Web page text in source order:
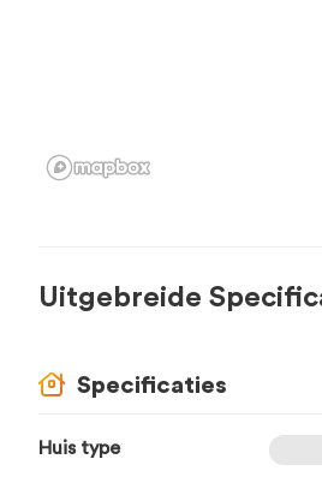
Uitgebreide
Specificaties
Huis type